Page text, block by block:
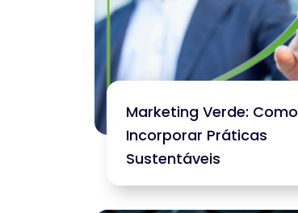
Marketing Verde: Como
Incorporar Práticas
Sustentáveis